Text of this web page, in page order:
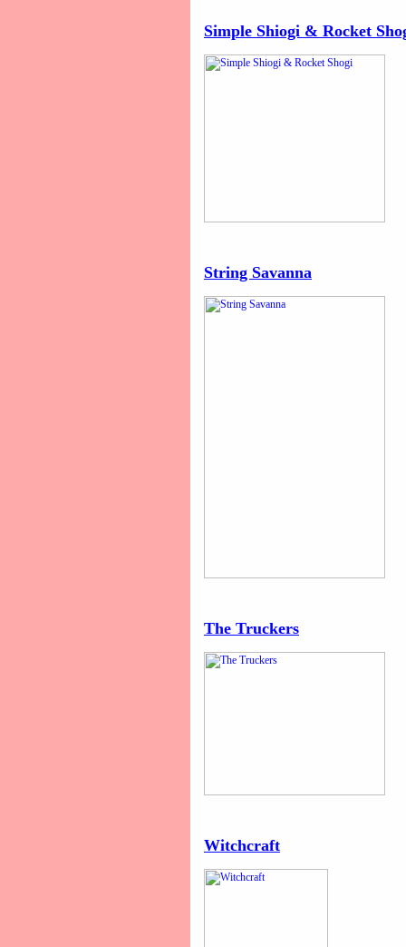
Simple Shiogi & Rocket
String Savanna
The Truckers
Witchcraft